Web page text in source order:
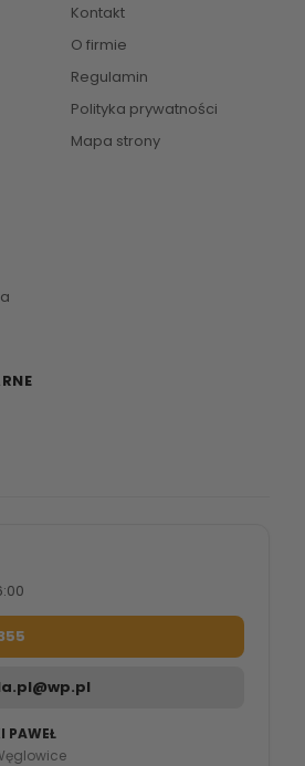
Kontakt
O firmie
Regulamin
Polityka prywatności
Mapa strony
PAWEŁ